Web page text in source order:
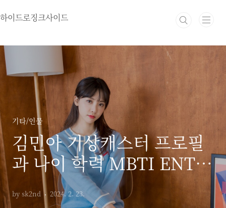
하이드로징크사이드
기타/인물
김민아 기상캐스터 프로필
과 나이 학력 MBTI ENTP
성격 유형
by sk2nd 2024. 2. 23.